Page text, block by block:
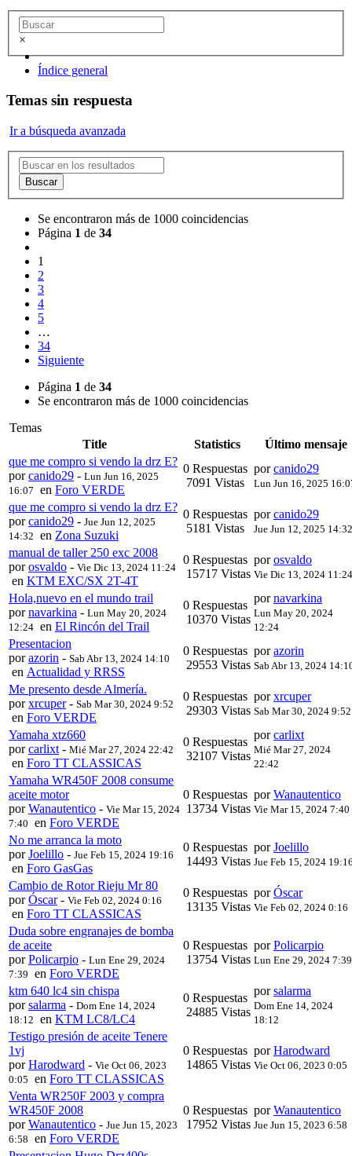
×
Índice general
Temas sin respuesta
Ir a búsqueda avanzada
Buscar
Se encontraron más de 1000 coincidencias
Página 1 de 34
1
2
3
4
5
…
34
Siguiente
Página 1 de 34
Se encontraron más de 1000 coincidencias
Temas
Title
Statistics
Último mensaje
que me compro si vendo la drz E?
porcanido29 - Lun Jun 16, 2025
16:07 en Foro VERDE
0 Respuestas
7091 Vistas
porcanido29
Lun Jun 16, 2025
que me compro si vendo la drz E?
porcanido29 - Jue Jun 12, 2025
14:32 en Zona Suzuki
0 Respuestas
5181 Vistas
porcanido29
Jue Jun 12, 2025 14:32
manual de taller 250 exc 2008
porosvaldo - Vie Dic 13, 2024 11:24
en KTM EXC/SX 2T-4T
0 Respuestas
15717 Vistas
porosvaldo
Vie Dic 13, 2024 11:24
Hola,nuevo en el mundo trail
pornavarkina - Lun May 20, 2024
12:24 en El Rincón del Trail
0 Respuestas
10370 Vistas
pornavarkina
Lun May 20, 2024
12:24
Presentacion
porazorin - Sab Abr 13, 2024 14:10
en Actualidad y RRSS
0 Respuestas
29553 Vistas
porazorin
Sab Abr 13, 2024
Me presento desde Almería.
porxrcuper- Sab Mar 30, 2024 9:52
en Foro VERDE
0 Respuestas
29303 Vistas
porxrcuper
Sab Mar 30, 2024 9:52
Yamaha xtz660
porcarlixt - Mié Mar 27, 2024 22:42
en Foro TT CLASSICAS
0 Respuestas
32107 Vistas
porcarlixt
Mié Mar 27, 2024
22:42
Yamaha WR450F 2008 consume
aceite motor
porWanautentico - Vie Mar 15, 2024
7:40 en Foro VERDE
0 Respuestas
13734 Vistas
porWanautentico
Vie Mar 15, 2024 7:40
No me arranca la moto
porJoelillo - Jue Feb 15, 2024 19:16
en Foro GasGas
0 Respuestas
14493 Vistas
porJoelillo
Jue Feb 15, 2024
Cambio de Rotor Rieju Mr 80
porÓscar- Vie Feb 02, 2024 0:16
en Foro TT CLASSICAS
0 Respuestas
13135 Vistas
porÓscar
Vie Feb 02, 2024 0:16
Duda sobre engranajes de bomba
de aceite
porPolicarpio - Lun Ene 29, 2024
7:39 en Foro VERDE
0 Respuestas
13754 Vistas
porPolicarpio
Lun Ene 29, 2024 7:39
ktm 640 lc4 sin chispa
porsalarma - Dom Ene 14, 2024
18:12 en KTM LC8/LC4
0 Respuestas
24885 Vistas
porsalarma
Dom Ene 14, 2024
18:12
Testigo presión de aceite Tenere
1vj
porHarodward - Vie Oct 06, 2023
0:05 en Foro TT CLASSICAS
0 Respuestas
14865 Vistas
porHarodward
Vie Oct 06, 2023 0:05
Venta WR250F 2003 y compra
WR450F 2008
porWanautentico - Jue Jun 15, 2023
6:58 en Foro VERDE
0 Respuestas
17952 Vistas
porWanautentico
Jue Jun 15, 2023 6:58